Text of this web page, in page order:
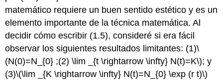
matemático requiere un buen sentido estético y es un
elemento importante de la técnica matemática. Al
decidir cómo escribir (1.5), consideré si era fácil
observar los siguientes resultados limitantes: (1)\
(N(0)=N_{0} ;(2) \lim _{t \rightarrow \infty} N(t)=K\); y
(3)\(\lim _{K \rightarrow \infty} N(t)=N_{0} \exp (r t)\)